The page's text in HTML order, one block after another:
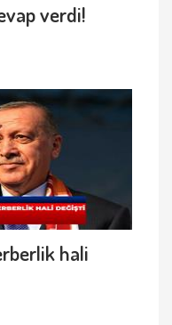
verdi!
hali